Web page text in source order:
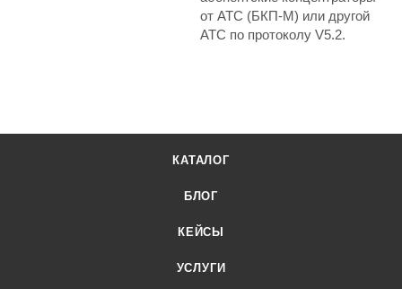
от АТС (БКП-М) или другой
АТС по протоколу V5.2.
КАТАЛОГ
БЛОГ
КЕЙСЫ
УСЛУГИ